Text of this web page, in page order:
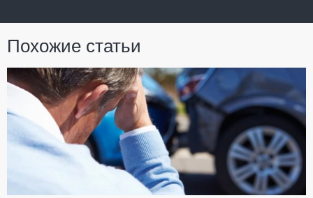
Похожие статьи
---